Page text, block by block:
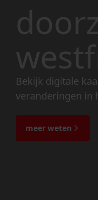
Bekijk digitale
veranderingen in
meer weten